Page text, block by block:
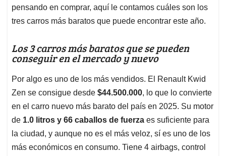
pensando en comprar, aquí le contamos cuáles son los
tres carros más baratos que puede encontrar este año.
Los 3 carros más baratos que se pueden
conseguir en el mercado y nuevo
Por algo es uno de los más vendidos. El Renault Kwid
Zen se consigue desde $44.500.000, lo que lo convierte
en el carro nuevo más barato del país en 2025. Su motor
de 1.0 litros y 66 caballos de fuerza es suficiente para
la ciudad, y aunque no es el más veloz, sí es uno de los
más económicos en consumo. Tiene 4 airbags, control